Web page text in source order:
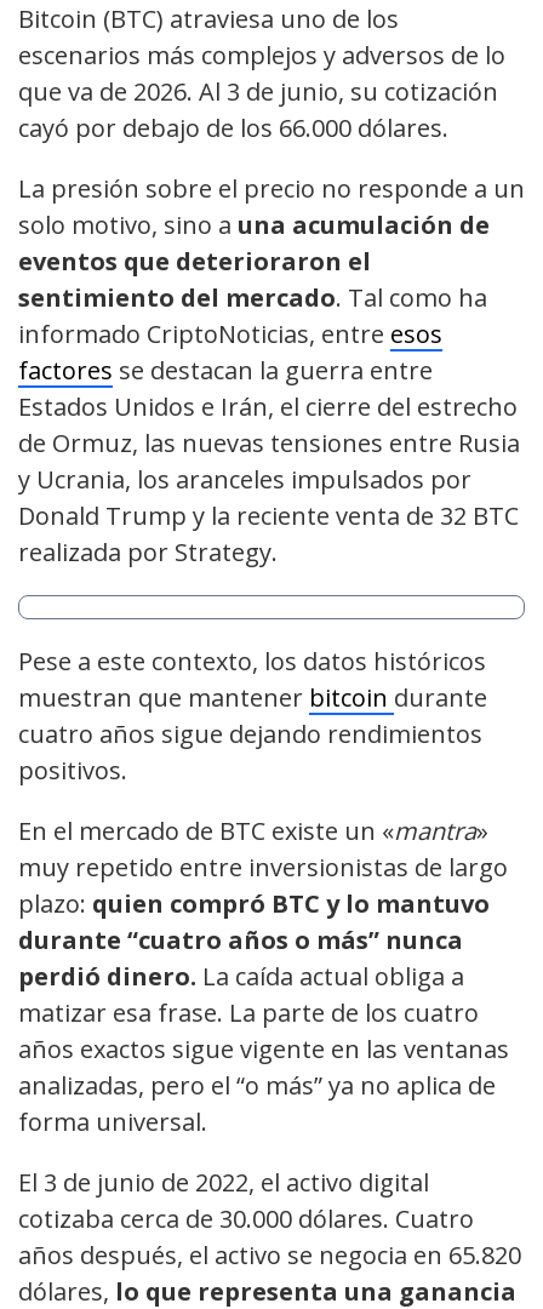
Bitcoin (BTC) atraviesa uno de los
escenarios más complejos y adversos de lo
que va de 2026. Al 3 de junio, su cotización
cayó por debajo de los 66.000 dólares.
La presión sobre el precio no responde a un
solo motivo, sino a una acumulación de
eventos que deterioraron el
sentimiento del mercado. Tal como ha
informado CriptoNoticias, entre esos
factores se destacan la guerra entre
Estados Unidos e Irán, el cierre del estrecho
de Ormuz, las nuevas tensiones entre Rusia
y Ucrania, los aranceles impulsados por
Donald Trump y la reciente venta de 32 BTC
realizada por Strategy.
Pese a este contexto, los datos históricos
muestran que mantener bitcoin durante
cuatro años sigue dejando rendimientos
positivos.
En el mercado de BTC existe un «mantra»
muy repetido entre inversionistas de largo
plazo: quien compró BTC y lo mantuvo
durante “cuatro años o más” nunca
perdió dinero. La caída actual obliga a
matizar esa frase. La parte de los cuatro
años exactos sigue vigente en las ventanas
analizadas, pero el “o más” ya no aplica de
forma universal.
El 3 de junio de 2022, el activo digital
cotizaba cerca de 30.000 dólares. Cuatro
años después, el activo se negocia en 65.820
dólares, lo que representa una ganancia